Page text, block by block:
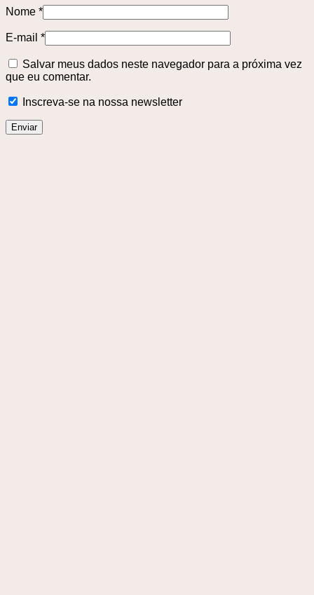
Nome *
E-mail *
Salvar meus dados neste navegador para a próxima vez
que eu comentar.
Inscreva-se na nossa newsletter